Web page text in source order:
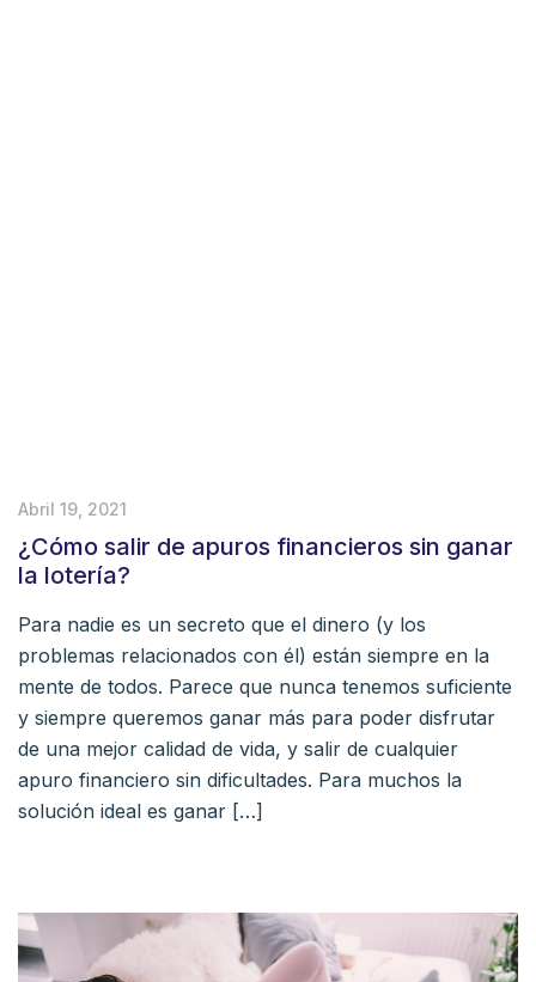
Abril 19, 2021
¿Cómo salir de apuros financieros sin ganar
la lotería?
Para nadie es un secreto que el dinero (y los
problemas relacionados con él) están siempre en la
mente de todos. Parece que nunca tenemos suficiente
y siempre queremos ganar más para poder disfrutar
de una mejor calidad de vida, y salir de cualquier
apuro financiero sin dificultades. Para muchos la
solución ideal es ganar […]